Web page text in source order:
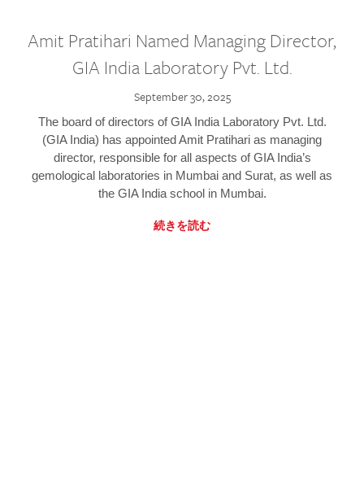
Amit Pratihari Named Managing Director,
GIA India Laboratory Pvt. Ltd.
September 30, 2025
The board of directors of GIA India Laboratory Pvt. Ltd.
(GIA India) has appointed Amit Pratihari as managing
director, responsible for all aspects of GIA India’s
gemological laboratories in Mumbai and Surat, as well as
the GIA India school in Mumbai.
続きを読む